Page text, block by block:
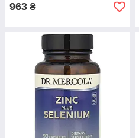
963 ₴